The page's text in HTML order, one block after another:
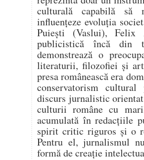
culturală capabilă să
influențeze evoluția
Puiești (Vaslui), Felix
publicistică încă din
demonstrează o
literaturii, filozofiei și
presa românească era
conservatorism
discurs jurnalistic
culturii române cu
acumulată în redacțiile
spirit critic riguros și o
Pentru el, jurnalismul
formă de creație